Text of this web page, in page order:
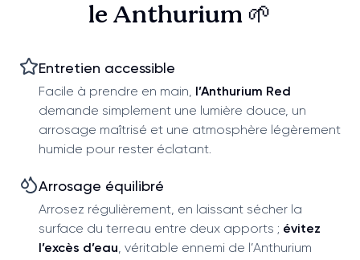
le Anthurium 🌱
Entretien accessible
Facile à prendre en main, l’Anthurium Red
demande simplement une lumière douce, un
arrosage maîtrisé et une atmosphère légèrement
humide pour rester éclatant.
Arrosage équilibré
Arrosez régulièrement, en laissant sécher la
surface du terreau entre deux apports ; évitez
l’excès d’eau , véritable ennemi de l’Anthurium